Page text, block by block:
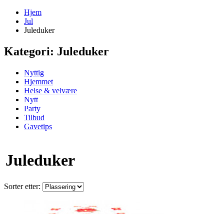
Hjem
Jul
Juleduker
Kategori: Juleduker
Nyttig
Hjemmet
Helse & velvære
Nytt
Party
Tilbud
Gavetips
Juleduker
Sorter etter: